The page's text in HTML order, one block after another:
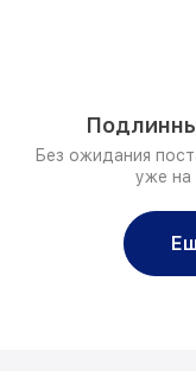
Без ожидания
уже на